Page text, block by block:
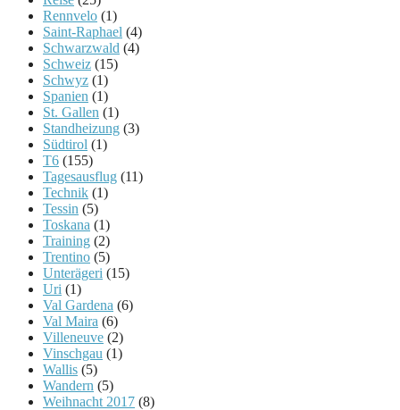
Rennvelo (1)
Saint-Raphael (4)
Schwarzwald (4)
Schweiz (15)
Schwyz (1)
Spanien (1)
St. Gallen (1)
Standheizung (3)
Südtirol (1)
T6 (155)
Tagesausflug (11)
Technik (1)
Tessin (5)
Toskana (1)
Training (2)
Trentino (5)
Unterägeri (15)
Uri (1)
Val Gardena (6)
Val Maira (6)
Villeneuve (2)
Vinschgau (1)
Wallis (5)
Wandern (5)
Weihnacht 2017 (8)